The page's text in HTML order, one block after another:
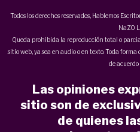
Todos los derechos reservados, Hablemos
NaZO
Queda prohibida la reproducción total o
sitio web, ya sea en audio o en texto. Toda
de acuerdo
Las opiniones
sitio son de
de quienes